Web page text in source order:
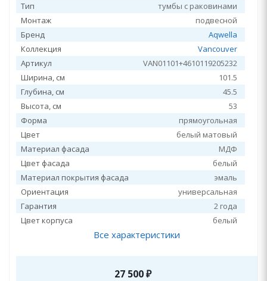
Тип
тумбы с раковинами
Монтаж
подвесной
Бренд
Aqwella
Коллекция
Vancouver
Артикул
VAN01101+4610119205232
Ширина, см
101.5
Глубина, см
45.5
Высота, см
53
Форма
прямоугольная
Цвет
белый матовый
Материал фасада
МДФ
Цвет фасада
белый
Материал покрытия фасада
эмаль
Ориентация
универсальная
Гарантия
2 года
Цвет корпуса
белый
Все характеристики
27 500₽